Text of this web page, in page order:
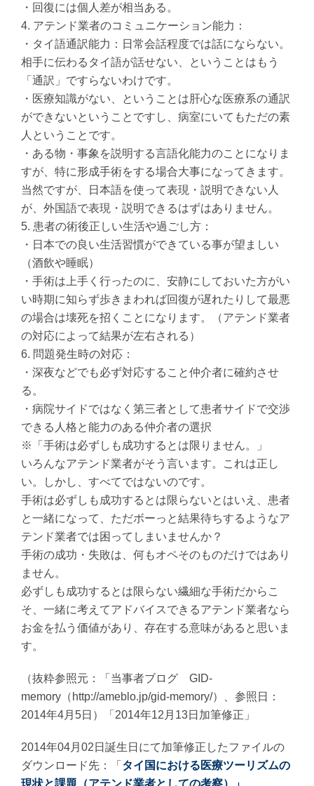
・回復には個人差が相当ある。
4. アテンド業者のコミュニケーション能力：
・タイ語通訳能力：日常会話程度では話にならない。
相手に伝わるタイ語が話せない、ということはもう
「通訳」ですらないわけです。
・医療知識がない、ということは肝心な医療系の通訳
ができないということですし、病室にいてもただの素
人ということです。
・ある物・事象を説明する言語化能力のことになりま
すが、特に形成手術をする場合大事になってきます。
当然ですが、日本語を使って表現・説明できない人
が、外国語で表現・説明できるはずはありません。
5. 患者の術後正しい生活や過ごし方：
・日本での良い生活習慣ができている事が望ましい
（酒飲や睡眠）
・手術は上手く行ったのに、安静にしておいた方がい
い時期に知らず歩きまわれば回復が遅れたりして最悪
の場合は壊死を招くことになります。（アテンド業者
の対応によって結果が左右される）
6. 問題発生時の対応：
・深夜などでも必ず対応すること仲介者に確約させ
る。
・病院サイドではなく第三者として患者サイドで交渉
できる人格と能力のある仲介者の選択
※「手術は必ずしも成功するとは限りません。」
いろんなアテンド業者がそう言います。これは正し
い。しかし、すべてではないのです。
手術は必ずしも成功するとは限らないとはいえ、患者
と一緒になって、ただボーっと結果待ちするようなア
テンド業者では困ってしまいませんか？
手術の成功・失敗は、何もオペそのものだけではあり
ません。
必ずしも成功するとは限らない繊細な手術だからこ
そ、一緒に考えてアドバイスできるアテンド業者なら
お金を払う価値があり、存在する意味があると思いま
す。
（抜粋参照元：「当事者ブログ GID-
memory（http://ameblo.jp/gid-memory/）、参照日：
2014年4月5日）「2014年12月13日加筆修正」
2014年04月02日誕生日にて加筆修正したファイルの
ダウンロード先：「 タイ国における医療ツーリズムの
現状と課題（アテンド業者としての考察）」